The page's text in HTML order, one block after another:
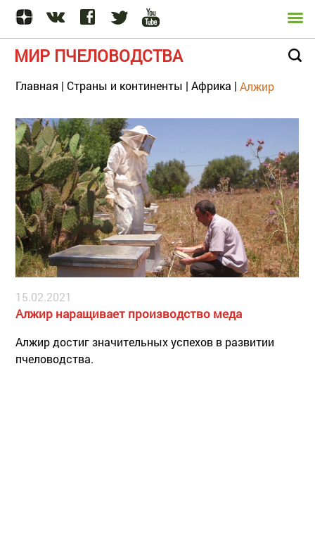
МИР ПЧЕЛОВОДСТВА
Главная | Страны и континенты | Африка | Алжир
15.02.2021
Алжир наращивает производство меда
Алжир достиг значительных успехов в развитии
пчеловодства.